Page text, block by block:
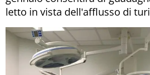
letto in vista dell'afflusso di